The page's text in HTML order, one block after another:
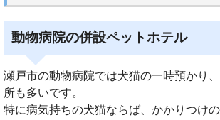
動物病院の併設ペットホテル
瀬戸市の動物病院では犬猫の一時預かり
所も多いです。
特に病気持ちの犬猫ならば、かかりつけ